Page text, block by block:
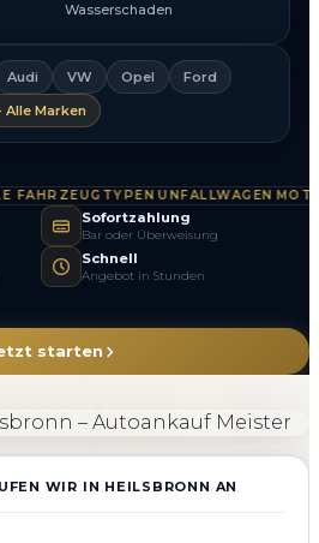
Wasserschaden
Audi VW Opel
Ford
Alle Marken
·UNFALLWAGEN·
Sofortzahlung
Bar oder Überweisung
Schnell
Angebot in Stunden
starten
WIR IN HEILSBRONN AN